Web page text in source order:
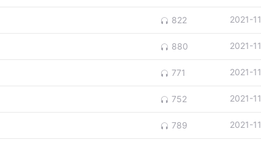
822 2021-11
880 2021-11
771 2021-11
752 2021-11
789 2021-11